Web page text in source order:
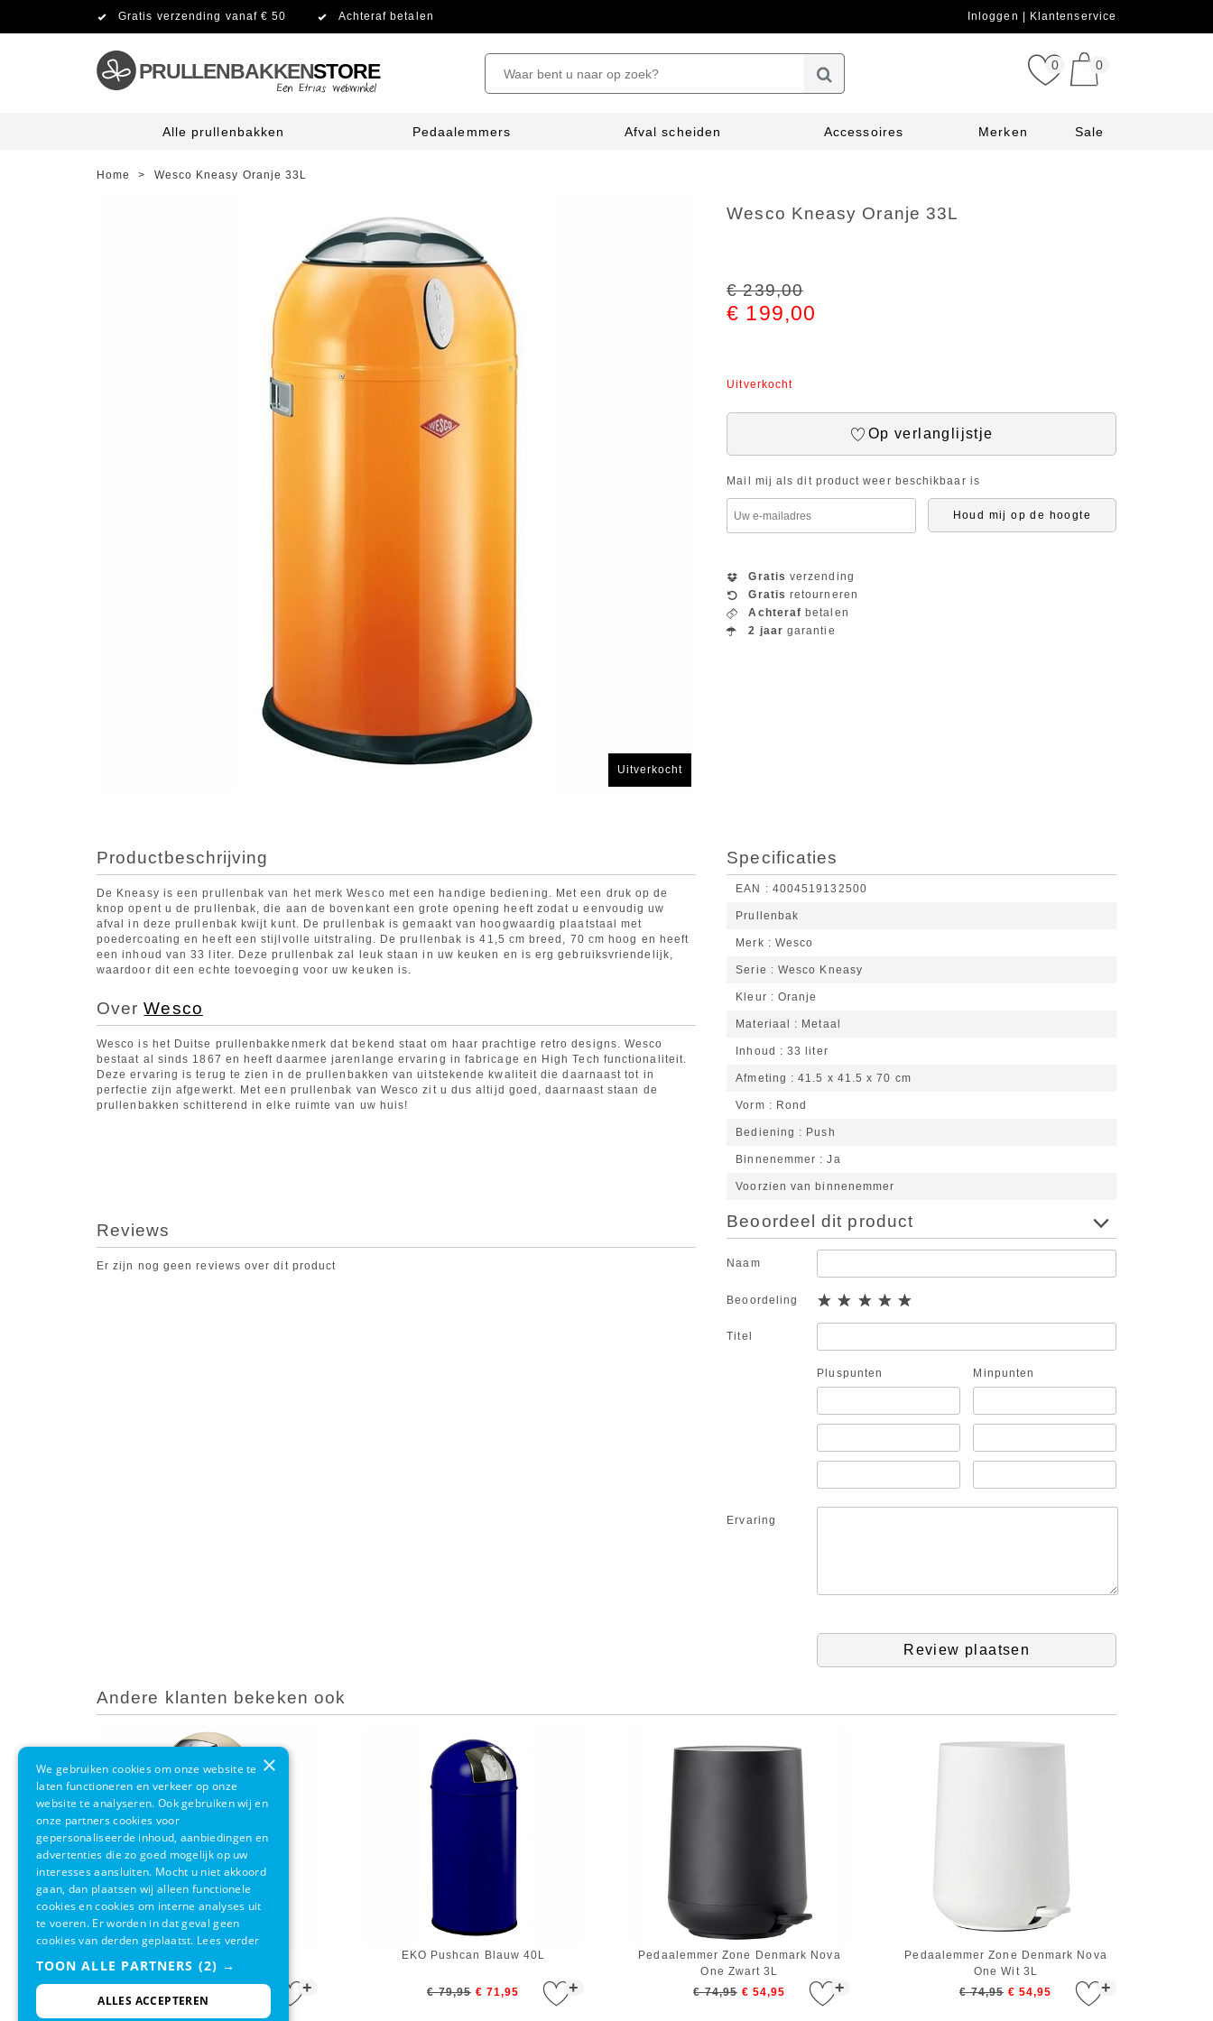
Gratis verzending vanaf € 50 Achteraf betalen Inloggen Klantenservice
PRULLENBAKKENSTORE 0 0
Alle prullenbakken Pedaalemmers Afval scheiden Accessoires Merken Sale
Home > Wesco Kneasy Oranje 33L
Uitverkocht
Wesco Kneasy Oranje 33L
€ 239,00
€ 199,00
Uitverkocht
Op verlanglijstje
Mail mij als dit product weer beschikbaar is
Houd mij op de hoogte
Gratis verzending
Gratis retourneren
Achteraf betalen
2 jaar garantie
Productbeschrijving
De Kneasy is een prullenbak van het merk Wesco met een handige bediening. Met een druk op de
knop opent u de prullenbak, die aan de bovenkant een grote opening heeft zodat u eenvoudig uw
afval in deze prullenbak kwijt kunt. De prullenbak is gemaakt van hoogwaardig plaatstaal met
poedercoating en heeft een stijlvolle uitstraling. De prullenbak is 41,5 cm breed, 70 cm hoog en heeft
een inhoud van 33 liter. Deze prullenbak zal leuk staan in uw keuken en is erg gebruiksvriendelijk,
waardoor dit een echte toevoeging voor uw keuken is.
OverWesco
Wesco is het Duitse prullenbakkenmerk dat bekend staat om haar prachtige retro designs. Wesco
bestaat al sinds 1867 en heeft daarmee jarenlange ervaring in fabricage en High Tech functionaliteit.
Deze ervaring is terug te zien in de prullenbakken van uitstekende kwaliteit die daarnaast tot in
perfectie zijn afgewerkt. Met een prullenbak van Wesco zit u dus altijd goed, daarnaast staan de
prullenbakken schitterend in elke ruimte van uw huis!
Specificaties
EAN 4004519132500
Prullenbak
Merk Wesco
Serie Wesco Kneasy
Kleur Oranje
Materiaal Metaal
Inhoud 33 liter
Afmeting 41.5 x 41.5 x 70 cm
Vorm Rond
Bediening Push
Binnenemmer Ja
Voorzien van binnenemmer
Reviews
Er zijn nog geen reviews over dit product
Beoordeel dit product
Naam
Beoordeling
Titel
Pluspunten Minpunten
Ervaring
Review plaatsen
Andere klanten bekeken ook
+ +
EKO Pushcan Blauw 40L
€ 79,95 € 71,95 +
Pedaalemmer Zone Denmark Nova
One Zwart 3L
€ 74,95 € 54,95 +
Pedaalemmer Zone Denmark Nova
One Wit 3L
€ 74,95 € 54,95
×
We gebruiken cookies om onze website te
laten functioneren en verkeer op onze
website te analyseren. Ook gebruiken wij en
onze partners cookies voor
gepersonaliseerde inhoud, aanbiedingen en
advertenties die zo goed mogelijk op uw
interesses aansluiten. Mocht u niet akkoord
gaan, dan plaatsen wij alleen functionele
cookies en cookies om interne analyses uit
te voeren. Er worden in dat geval geen
cookies van derden geplaatst. Lees verder
TOON ALLE PARTNERS (2) →
ALLES ACCEPTEREN